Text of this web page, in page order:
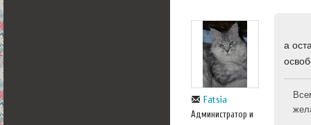
Fatsia
Администратор и
а